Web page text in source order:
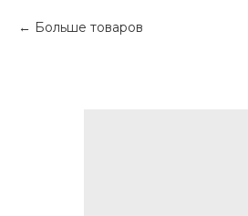
Больше товаров